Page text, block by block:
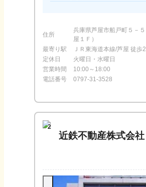
住所
兵庫県芦屋市船戸町５－
屋１Ｆ）
最寄り駅
ＪＲ東海道本線/芦屋 徒歩
定休日
火曜日・水曜日
営業時間
10:00～18:00
電話番号
0797-31-3528
2
近鉄不動産株式会